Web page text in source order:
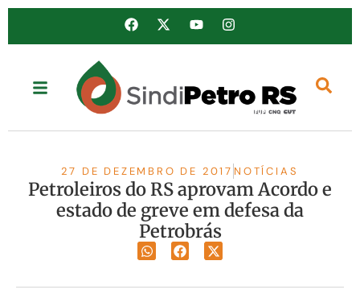
27 DE DEZEMBRO DE 2017 NOTÍCIAS
Petroleiros do RS aprovam Acordo e
estado de greve em defesa da
Petrobrás